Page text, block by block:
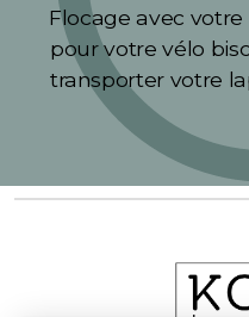
Flocage avec
pour votre vélo
transporter votre